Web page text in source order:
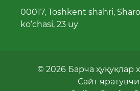
00017, Toshkent shahri,
ko‘chasi, 23 uy
© 2026 Барча ҳуқуқлар
Сайт